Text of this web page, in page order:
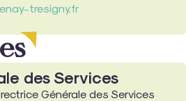
tresigny.fr
des Services
Générale des Services